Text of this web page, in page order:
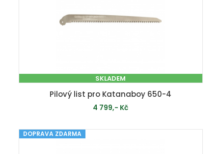
SKLADEM
Pilový list pro Katanaboy 650-4
4 799,- Kč
DOPRAVA ZDARMA